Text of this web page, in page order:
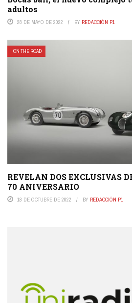
adultos
28 DE MAYO DE 2022 BY REDACCIÓN P1
ON THE ROAD
REVELAN DOS EXCLUSIVAS
70 ANIVERSARIO
18 DE OCTUBRE DE 2022 BY REDACCIÓN P1